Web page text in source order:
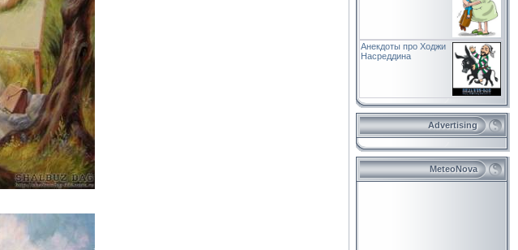
Анекдоты про Ходжи
Насреддина
Advertising
MeteoNova